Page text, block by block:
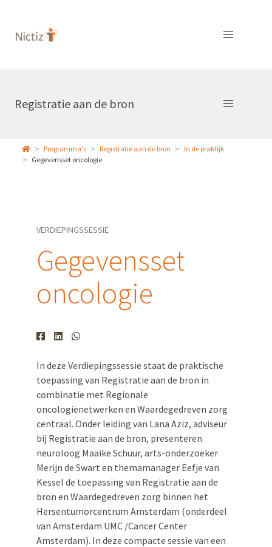
Registratie aan de bron
Programma's Registratie aan de bron
In de praktijk
Gegevensset oncologie
VERDIEPINGSSESSIE
Gegevensset
oncologie
In deze Verdiepingssessie staat de praktische
toepassing van Registratie aan de bron in
combinatie met Regionale
oncologienetwerken en Waardegedreven zorg
centraal. Onder leiding van Lana Aziz, adviseur
bij Registratie aan de bron, presenteren
neuroloog Maaike Schuur, arts-onderzoeker
Merijn de Swart en themamanager Eefje van
Kessel de toepassing van Registratie aan de
bron en Waardegedreven zorg binnen het
Hersentumorcentrum Amsterdam (onderdeel
van Amsterdam UMC /Cancer Center
Amsterdam). In deze compacte sessie van een